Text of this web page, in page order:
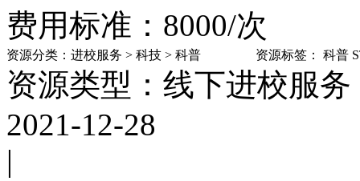
费用标准：8000/次
资源分类： 进校服务 > 科技 > 科普 资源标签： 科普
资源类型：线下进校服务
2021-12-28
|